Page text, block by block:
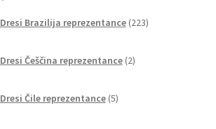
Dresi Brazilija reprezentance 223izdelkov
Dresi Češčina reprezentance 2izdelka
Dresi Čile reprezentance 5izdelkov